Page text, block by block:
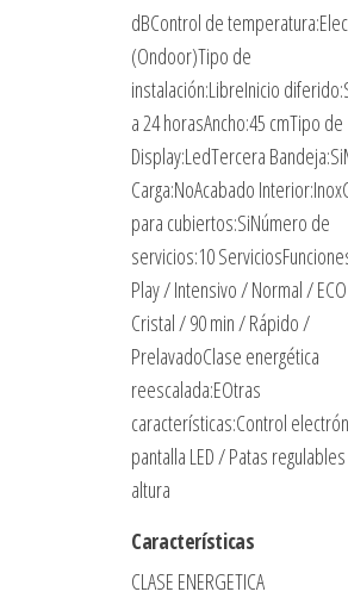
PROGRAMADOdBControl de
(Ondoor)Tipo de
instalación:LibreInicio
a 24 horasAncho:45 cmTipo de
Display:LedTercera
Carga:NoAcabado
para cubiertos:SiNúmero de
servicios:10
Play / Intensivo / Normal /
Cristal / 90 min / Rápido /
PrelavadoClase energética
reescalada:EOtras
características:Control
pantalla LED / Patas
altura
Características
CLASE ENERGETICA